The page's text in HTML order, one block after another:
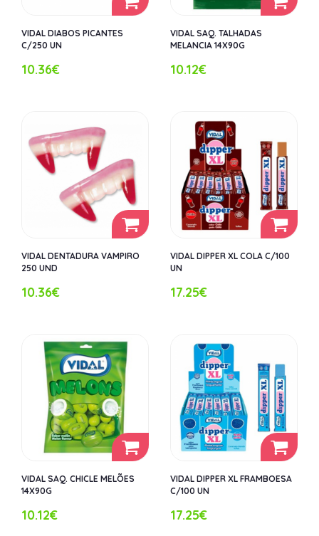
VIDAL DIABOS PICANTES
C/250 UN
10.36€
VIDAL SAQ. TALHADAS
MELANCIA 14X90G
10.12€
VIDAL DENTADURA VAMPIRO
250 UND
10.36€
VIDAL DIPPER XL COLA C/100
UN
17.25€
VIDAL SAQ. CHICLE MELÕES
14X90G
10.12€
VIDAL DIPPER XL FRAMBOESA
C/100 UN
17.25€